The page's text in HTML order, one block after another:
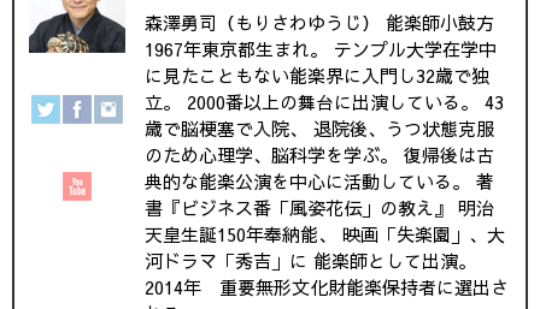
森澤勇司（もりさわゆうじ） 能楽師小鼓方
1967年東京都生まれ。 テンプル大学在学中
に見たこともない能楽界に入門し32歳で独
立。 2000番以上の舞台に出演している。 43
歳で脳梗塞で入院、 退院後、うつ状態克服
のため心理学、脳科学を学ぶ。 復帰後は古
典的な能楽公演を中心に活動している。 著
書『ビジネス番「風姿花伝」の教え』 明治
天皇生誕150年奉納能、 映画「失楽園」、大
河ドラマ「秀吉」に 能楽師として出演。
2014年 重要無形文化財能楽保持者に選出さ